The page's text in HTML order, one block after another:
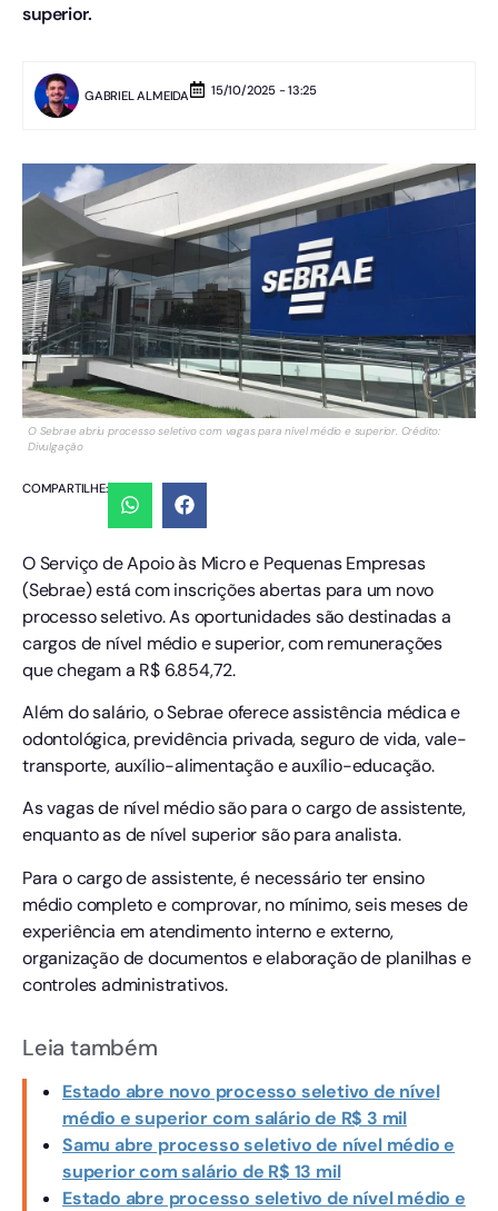
superior.
GABRIEL ALMEIDA 15/10/2025 - 13:25
O Sebrae abriu processo seletivo com vagas para nível médio e superior. Crédito:
Divulgação
COMPARTILHE:
O Serviço de Apoio às Micro e Pequenas Empresas
(Sebrae) está com inscrições abertas para um novo
processo seletivo. As oportunidades são destinadas a
cargos de nível médio e superior, com remunerações
que chegam a R$ 6.854,72.
Além do salário, o Sebrae oferece assistência médica e
odontológica, previdência privada, seguro de vida, vale-
transporte, auxílio-alimentação e auxílio-educação.
As vagas de nível médio são para o cargo de assistente,
enquanto as de nível superior são para analista.
Para o cargo de assistente, é necessário ter ensino
médio completo e comprovar, no mínimo, seis meses de
experiência em atendimento interno e externo,
organização de documentos e elaboração de planilhas e
controles administrativos.
Leia também
Estado abre novo processo seletivo de nível
médio e superior com salário de R$ 3 mil
Samu abre processo seletivo de nível médio e
superior com salário de R$ 13 mil
Estado abre processo seletivo de nível médio e